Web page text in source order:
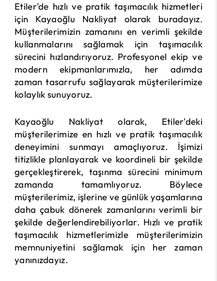
Etiler'de hızlı ve pratik taşımacılık hizmetleri
için Kayaoğlu Nakliyat olarak buradayız.
Müşterilerimizin zamanını en verimli şekilde
kullanmalarını sağlamak için taşımacılık
sürecini hızlandırıyoruz. Profesyonel ekip ve
modern ekipmanlarımızla, her adımda
zaman tasarrufu sağlayarak müşterilerimize
kolaylık sunuyoruz.
Kayaoğlu Nakliyat olarak, Etiler'deki
müşterilerimize en hızlı ve pratik taşımacılık
deneyimini sunmayı amaçlıyoruz. İşimizi
titizlikle planlayarak ve koordineli bir şekilde
gerçekleştirerek, taşınma sürecini minimum
zamanda tamamlıyoruz. Böylece
müşterilerimiz, işlerine ve günlük yaşamlarına
daha çabuk dönerek zamanlarını verimli bir
şekilde değerlendirebiliyorlar. Hızlı ve pratik
taşımacılık hizmetlerimizle müşterilerimizin
memnuniyetini sağlamak için her zaman
yanınızdayız.